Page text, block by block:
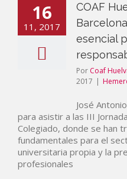
16
11, 2017
COAF
esencial
Por Coaf
2017 |
José
para asistir a las III
Colegiado, donde se han
fundamentales para el
universitaria propia y la
profesionales